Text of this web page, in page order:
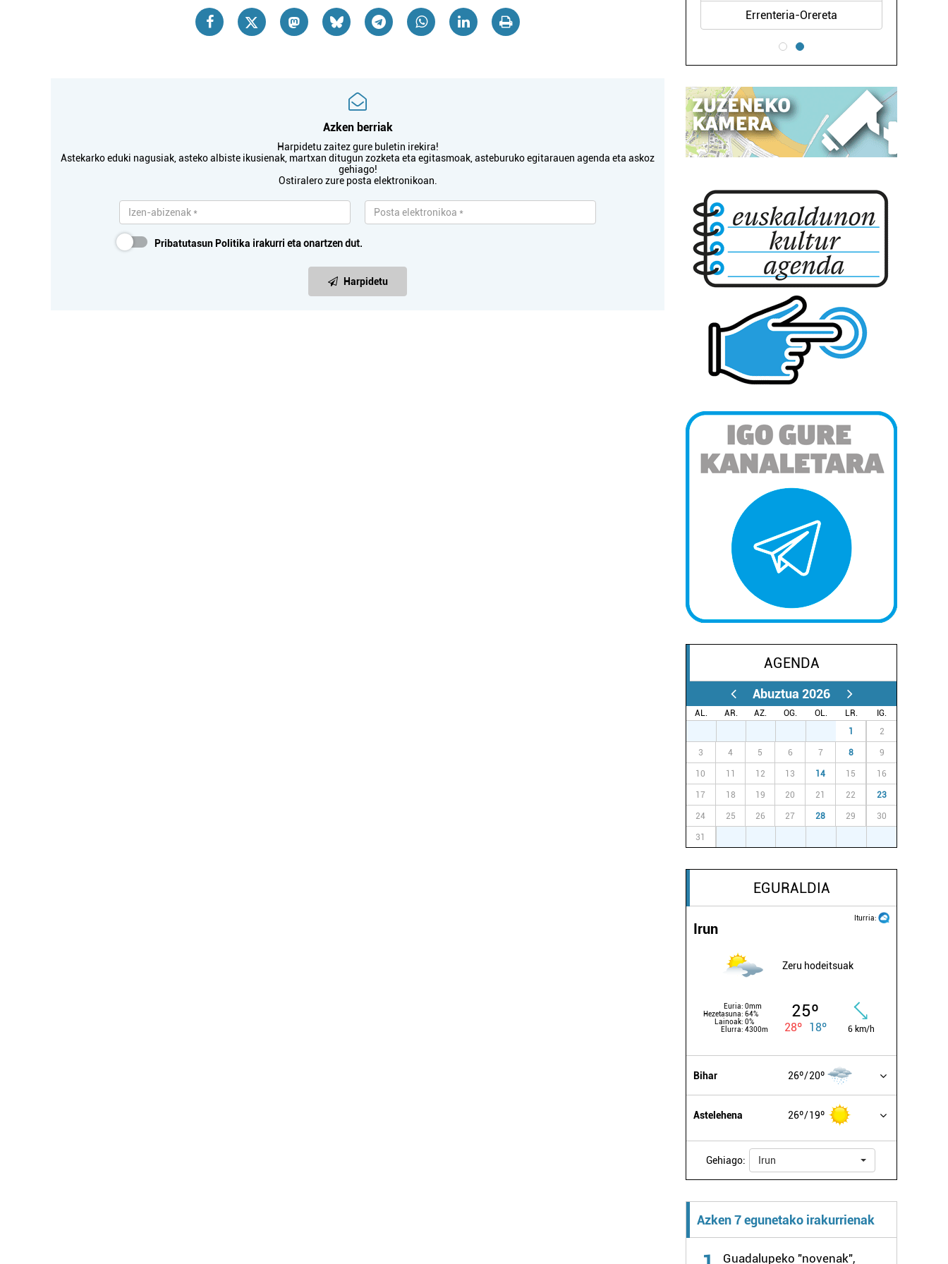
Azken berriak
Harpidetu zaitez gure buletin irekira!
Astekarko eduki nagusiak, asteko albiste ikusienak, martxan ditugun zozketa eta egitasmoak, asteburuko egitarauen agenda eta askoz
gehiago!
Ostiralero zure posta elektronikoan.
Pribatutasun Politika irakurri eta onartzen dut.
Harpidetu
Errenteria-Orereta Errenteria-Orereta
AGENDA
Abuztua 2026
AL. AR. AZ. OG. OL. LR.
IG.
1 2
3 4 5 6 7 8 9
10 11 12 13 14 15 16
17 18 19 20 21 22 23
24 25 26 27 28 29 30
31
EGURALDIA
Iturria:
Irun
Zeru hodeitsuak
Euria: 0mm
Hezetasuna: 64%
Lainoak: 0%
Elurra: 4300m
25º
28º 18º 6 km/h
Bihar 26º 20º
Astelehena 26º 19º
Gehiago: Irun
Azken 7 egunetako irakurrienak
Guadalupeko "novenak",